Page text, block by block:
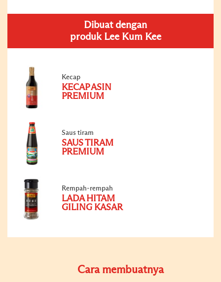
Dibuat dengan
produk Lee Kum Kee
Kecap
KECAP ASIN
PREMIUM
Saus tiram
SAUS TIRAM
PREMIUM
Rempah-rempah
LADA HITAM
GILING KASAR
Cara membuatnya